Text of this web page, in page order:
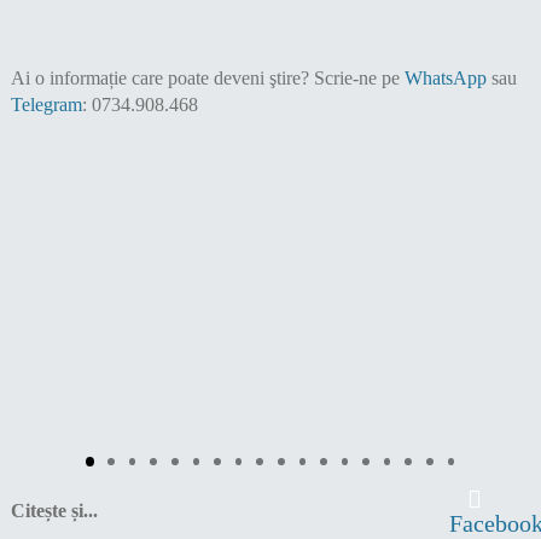
Ai o informație care poate deveni ştire? Scrie-ne pe WhatsAppsau
Telegram: 0734.908.468
Citește și...